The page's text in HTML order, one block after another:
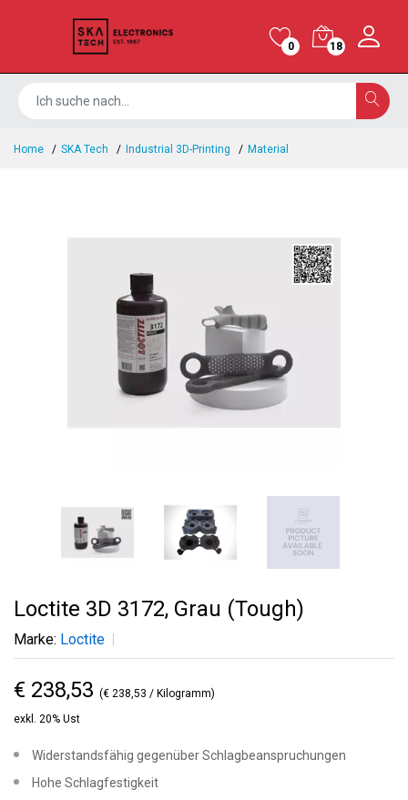
0 18
Home SKA Tech Industrial 3D-Printing Material
Loctite 3D 3172, Grau (Tough)
Marke: Loctite
€ 238,53 (€ 238,53 / Kilogramm)
exkl. 20% Ust
Widerstandsfähig gegenüber Schlagbeanspruchungen
Hohe Schlagfestigkeit